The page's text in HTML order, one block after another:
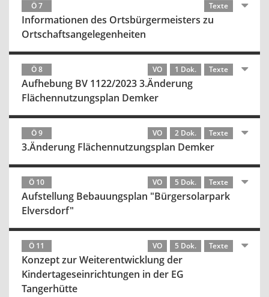
Ö 7 Texte
Informationen des Ortsbürgermeisters zu
Ortschaftsangelegenheiten
Ö 8 VO 1 Dok. Texte
Aufhebung BV 1122/2023 3.Änderung
Flächennutzungsplan Demker
Ö 9 VO 2 Dok. Texte
3.Änderung Flächennutzungsplan Demker
Ö 10 VO 5 Dok. Texte
Aufstellung Bebauungsplan "Bürgersolarpark
Elversdorf"
Ö 11 VO 5 Dok. Texte
Konzept zur Weiterentwicklung der
Kindertageseinrichtungen in der EG
Tangerhütte